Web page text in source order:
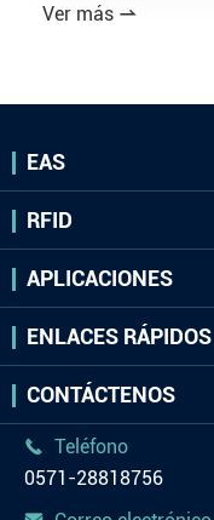
Ver más 
EAS
RFID
APLICACIONES
ENLACES RÁPIDOS
CONTÁCTENOS

Teléfono
0571-28818756